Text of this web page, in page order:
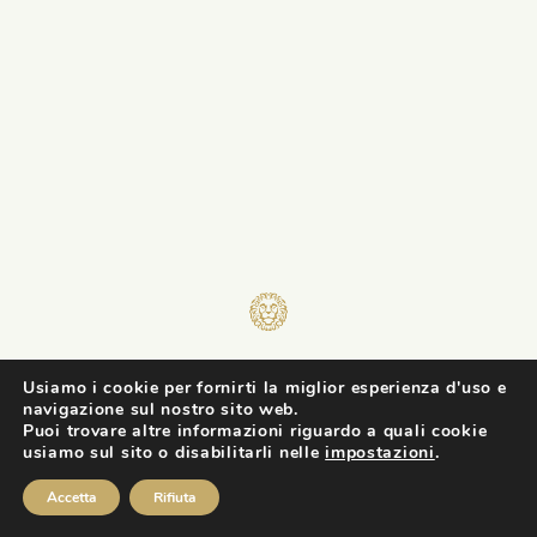
Instagram
Informativa Privacy
English / Italiano
Usiamo i cookie per fornirti la miglior esperienza d'uso e
navigazione sul nostro sito web.
Puoi trovare altre informazioni riguardo a quali cookie
usiamo sul sito o disabilitarli nelleimpostazioni.
Accetta Rifiuta